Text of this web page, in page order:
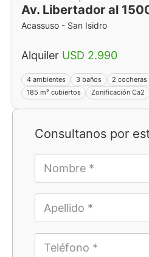
Consultanos por
Av. Libertador al
Acassuso - San Isidro
Alquiler USD 2.990
4 ambientes 3 baños
2 cocheras
185 m² cubiertos
Zonificación Ca2